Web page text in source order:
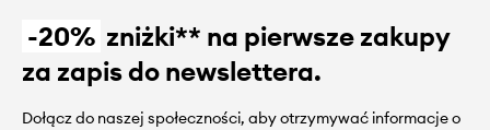
-20% zniżki** na pierwsze zakupy
za zapis do newslettera.
Dołącz do naszej społeczności, aby otrzymywać informacje o